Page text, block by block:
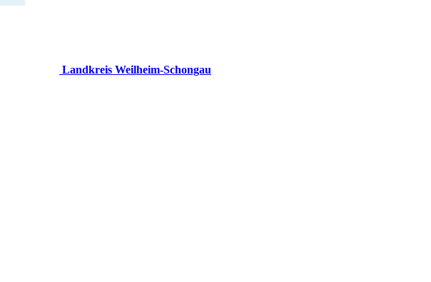
Landkreis Weilheim-Schongau